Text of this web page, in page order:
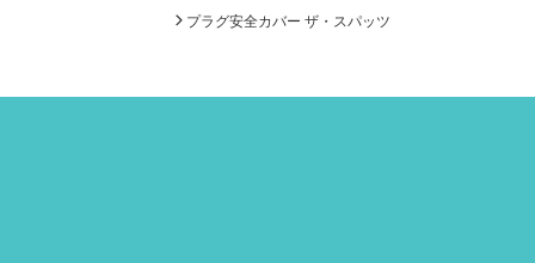
プラグ安全カバー ザ・スパッツ